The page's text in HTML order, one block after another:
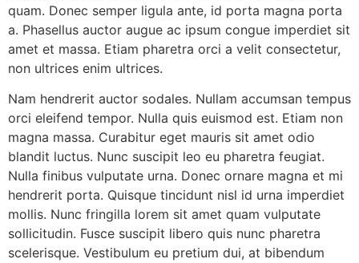
quam. Donec semper ligula ante, id porta magna porta
a. Phasellus auctor augue ac ipsum congue imperdiet sit
amet et massa. Etiam pharetra orci a velit consectetur,
non ultrices enim ultrices.
Nam hendrerit auctor sodales. Nullam accumsan tempus
orci eleifend tempor. Nulla quis euismod est. Etiam non
magna massa. Curabitur eget mauris sit amet odio
blandit luctus. Nunc suscipit leo eu pharetra feugiat.
Nulla finibus vulputate urna. Donec ornare magna et mi
hendrerit porta. Quisque tincidunt nisl id urna imperdiet
mollis. Nunc fringilla lorem sit amet quam vulputate
sollicitudin. Fusce suscipit libero quis nunc pharetra
scelerisque. Vestibulum eu pretium dui, at bibendum